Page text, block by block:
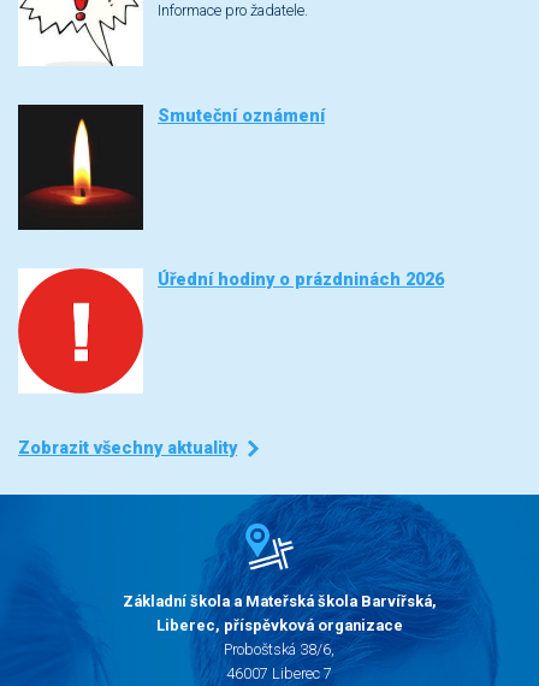
Informace pro žadatele.
Smuteční oznámení
Úřední hodiny o prázdninách 2026
Zobrazit všechny aktuality
Základní škola a Mateřská škola Barvířská,
Liberec, příspěvková organizace
Proboštská 38/6,
46007 Liberec 7